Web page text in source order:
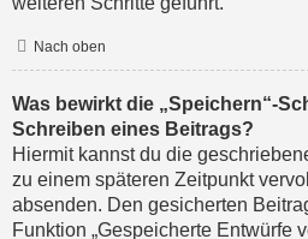
Nach oben
Was bewirkt die „Speichern“-
Schreiben eines Beitrags?
Hiermit kannst du die
zu einem späteren Zeitpunkt
absenden. Den gesicherten
Funktion „Gespeicherte Entwürfe